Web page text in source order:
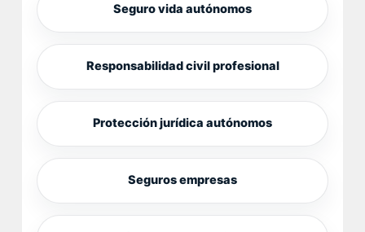
Seguro vida autónomos
Responsabilidad civil profesional
Protección jurídica autónomos
Seguros empresas